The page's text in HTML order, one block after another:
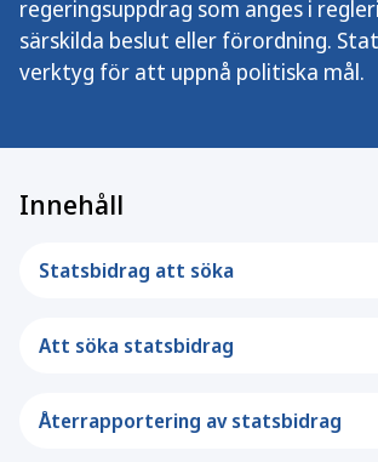
regeringsuppdrag som anges i
särskilda beslut eller förordning.
verktyg för att uppnå politiska mål.
Innehåll
Statsbidrag att söka
Att söka statsbidrag
Återrapportering av statsbidrag